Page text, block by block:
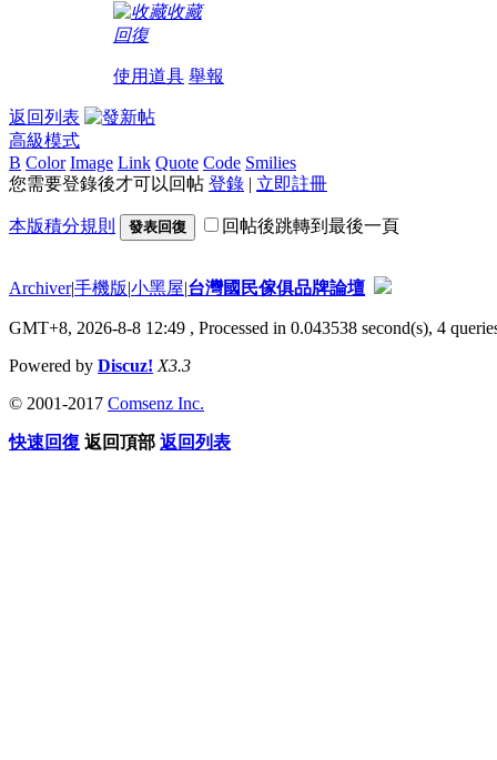
收藏
回復
使用道具 舉報
返回列表
高級模式
B Color Image Link Quote Code Smilies
您需要登錄後才可以回帖 登錄 | 立即註冊
本版積分規則 發表回復 回帖後跳轉到最後一頁
Archiver|手機版|小黑屋|台灣國民傢俱品牌論壇
GMT+8, 2026-8-8 12:49 , Processed in 0.043538 second(s), 4
Powered by Discuz! X3.3
© 2001-2017 Comsenz Inc.
快速回復 返回頂部 返回列表